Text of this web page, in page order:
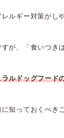
ルギー対策がし
が、「食いつき
ルドッグフード
知っておくべき